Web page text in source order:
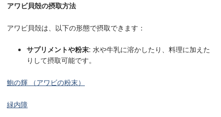
アワビ貝殻の摂取方法
アワビ貝殻は、以下の形態で摂取できます：
サプリメントや粉末: 水や牛乳に溶かしたり、料理に加えた
りして摂取可能です。
鮑の輝 （アワビの粉末）
緑内障